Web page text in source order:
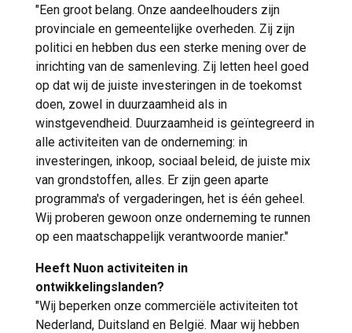
"Een groot belang. Onze aandeelhouders zijn
provinciale en gemeentelijke overheden. Zij zijn
politici en hebben dus een sterke mening over de
inrichting van de samenleving. Zij letten heel goed
op dat wij de juiste investeringen in de toekomst
doen, zowel in duurzaamheid als in
winstgevendheid. Duurzaamheid is geïntegreerd in
alle activiteiten van de onderneming: in
investeringen, inkoop, sociaal beleid, de juiste mix
van grondstoffen, alles. Er zijn geen aparte
programma's of vergaderingen, het is één geheel.
Wij proberen gewoon onze onderneming te runnen
op een maatschappelijk verantwoorde manier."
Heeft Nuon activiteiten in
ontwikkelingslanden?
"Wij beperken onze commerciële activiteiten tot
Nederland, Duitsland en België. Maar wij hebben